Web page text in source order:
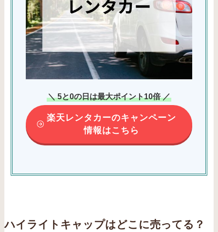
＼ 5と0の日は最大ポイント10倍 ／
楽天レンタカーのキャンペーン
情報はこちら
ハイライトキャップはどこに売ってる？